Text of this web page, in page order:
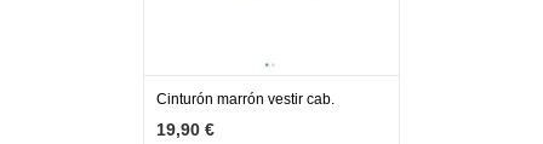
AGOTADO
Cinturón marrón vestir cab.
19,90 €